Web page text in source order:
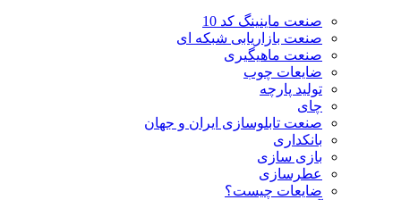
صنعت ماینینگ کد 10
صنعت بازاریابی شبکه ای
صنعت ماهیگیری
ضایعات چوب
تولید پارچه
چای
صنعت تابلوسازی ایران و جهان
بانکداری
بازی سازی
عطرسازی
ضایعات چیست؟